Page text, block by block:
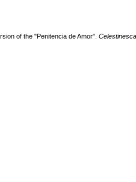
of the "Penitencia de Amor". Celestinesca